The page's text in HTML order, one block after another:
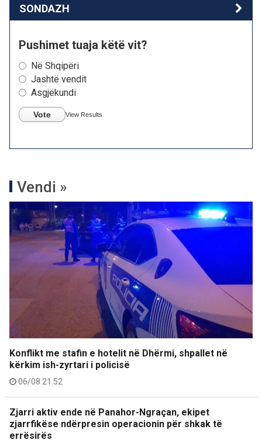
SONDAZH
Pushimet tuaja këtë vit?
Në Shqipëri
Jashtë vendit
Asgjëkundi
Vote View Results
Vendi »
Konflikt me stafin e hotelit në Dhërmi, shpallet në
kërkim ish-zyrtari i policisë
06/08 21:52
Zjarri aktiv ende në Panahor-Ngraçan, ekipet
zjarrfikëse ndërpresin operacionin për shkak të
errësirës